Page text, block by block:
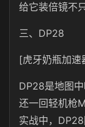
给它装倍镜不
三、DP28
[虎牙奶瓶加速
DP28是地图
还一回轻机枪
实战中，